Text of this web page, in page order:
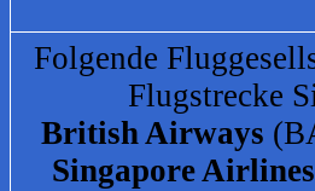
Folgende
Flugstrecke
British Airways
Singapore Airlines